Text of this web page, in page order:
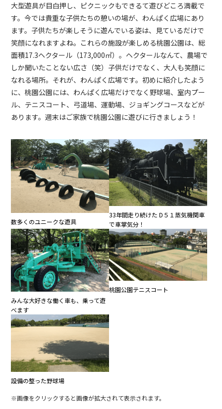
大型遊具が目白押し、ピクニックもできるて遊びどころ満載で
す。今では貴重な子供たちの憩いの場が、わんぱく広場にあり
ます。子供たちが楽しそうに遊んでいる姿は、見ているだけで
笑顔になれますよね。 これらの施設が楽しめる桃園公園は、総
面積17.3ヘクタール（173,000㎡）。ヘクタールなんて、農場で
しか聞いたことない広さ（笑） 子供だけでなく、大人も笑顔に
なれる場所。それが、わんぱく広場です。初めに紹介したよう
に、桃園公園には、わんぱく広場だけでなく野球場、室内プー
ル、テニスコート、弓道場、運動場、ジョギングコースなどが
あります。週末はご家族で桃園公園に遊びに行きましょう！
数多くのユニークな遊具
33年間走り続けた D５１蒸気機関車
で車掌気分！
みんな大好きな働く車も、乗って遊
べます
桃園公園テニスコート
設備の整った野球場
※画像をクリックすると画像が拡大されて表示されます。